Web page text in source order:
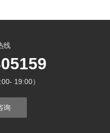
线
19:00）
询